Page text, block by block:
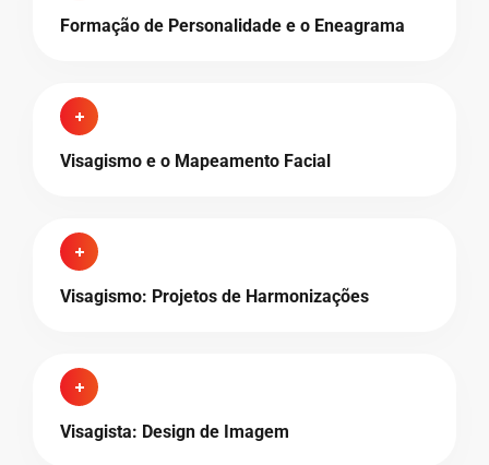
Formação de Personalidade e o Eneagrama
Visagismo e o Mapeamento Facial
Visagismo: Projetos de Harmonizações
Visagista: Design de Imagem